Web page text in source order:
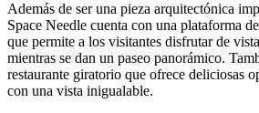
Además de ser una pieza arquitectónica
Space Needle cuenta con una plataforma
que permite a los visitantes disfrutar de
mientras se dan un paseo panorámico.
restaurante giratorio que ofrece deliciosas
con una vista inigualable.